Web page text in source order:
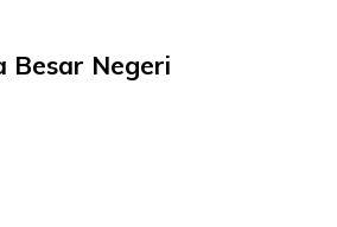
Besar Negeri